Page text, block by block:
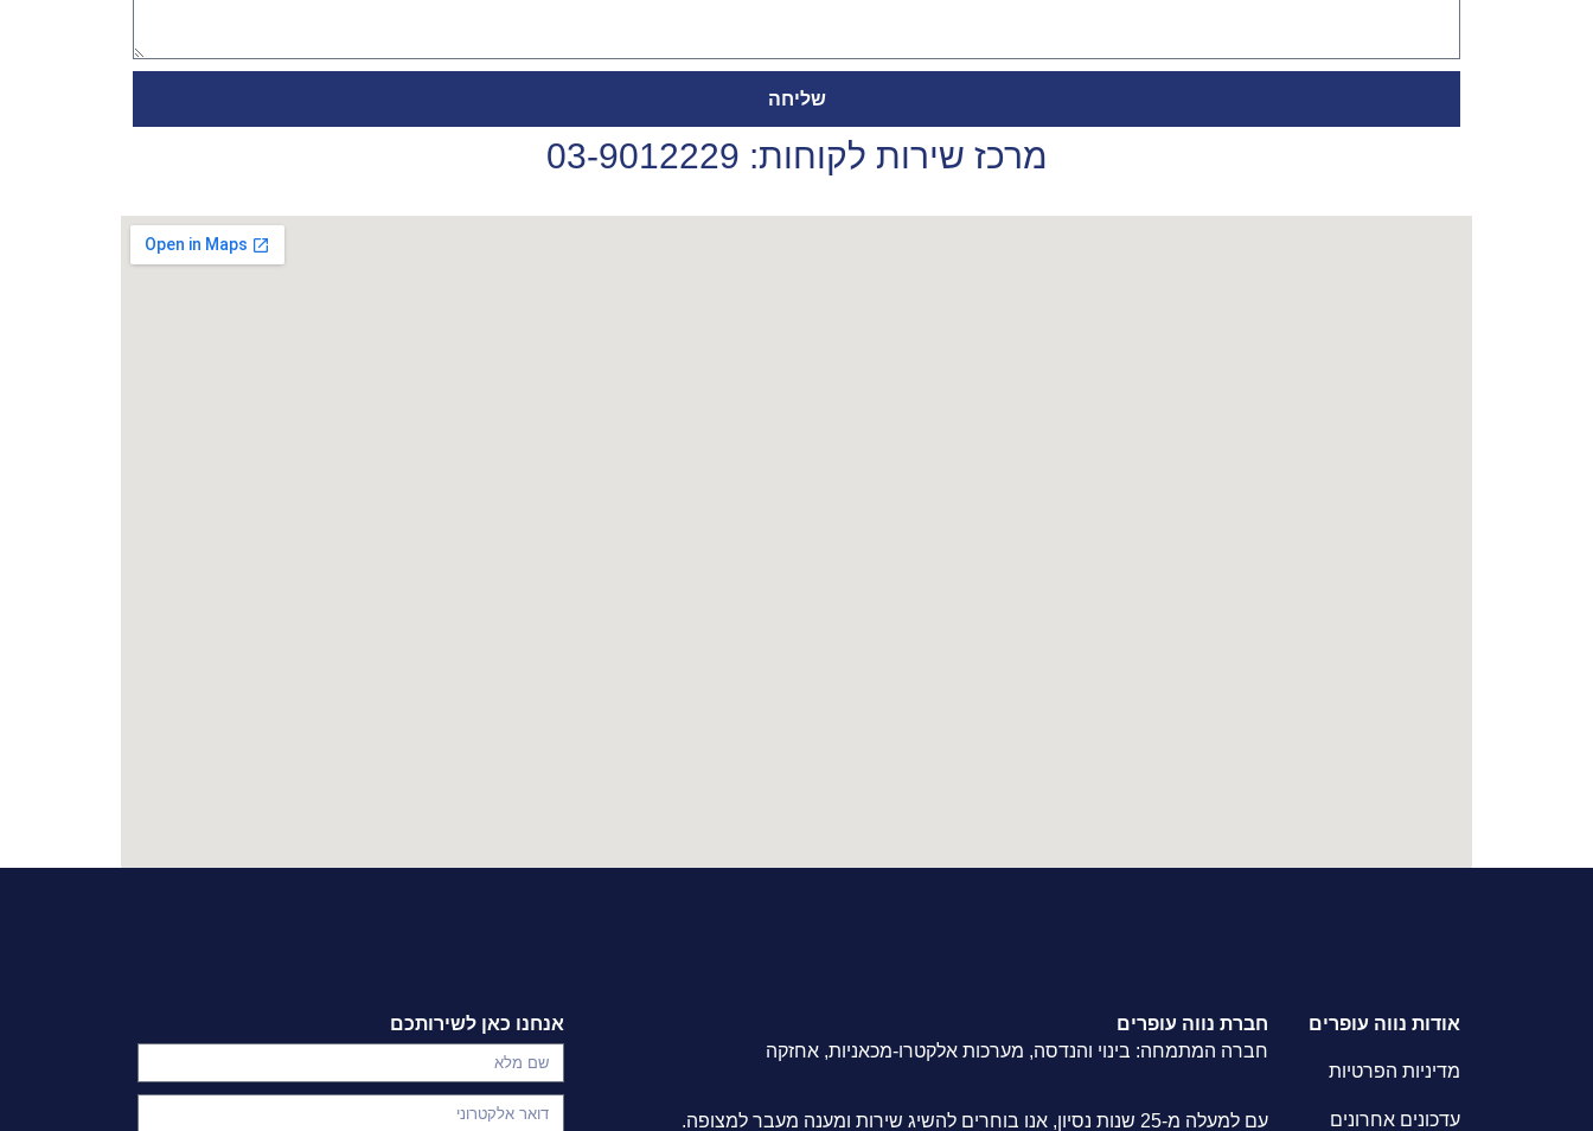
שליחה
מרכז שירות לקוחות: 03-9012229
אודות נווה עופרים
מדיניות הפרטיות
עדכונים אחרונים
חברת נווה עופרים
חברה המתמחה: בינוי והנדסה, מערכות אלקטרו-מכאניות, אחזקה
עם למעלה מ-25 שנות נסיון, אנו בוחרים להשיג שירות ומענה מעבר למצופה.
אנחנו כאן לשירותכם